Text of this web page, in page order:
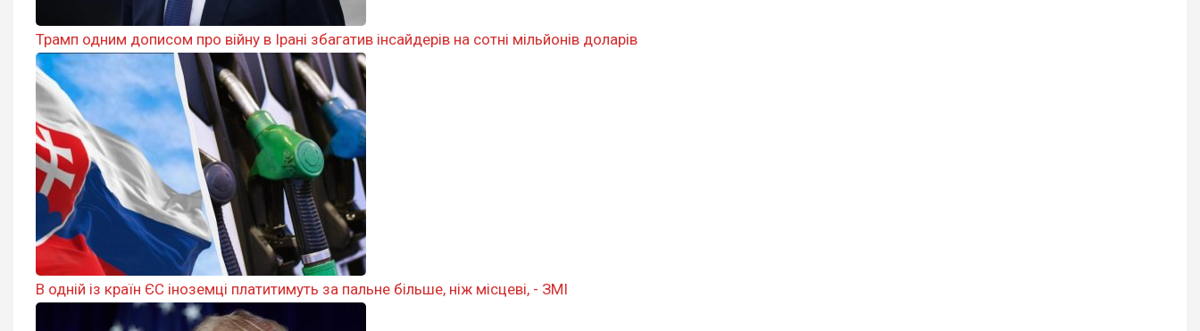
Трамп одним дописом про війну в Ірані збагатив інсайдерів на сотні мільйонів доларів
В одній із країн ЄС іноземці платитимуть за пальне більше, ніж місцеві, - ЗМІ